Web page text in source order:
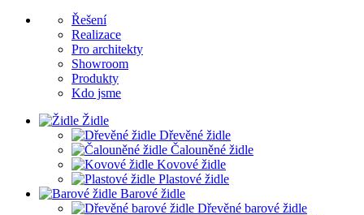
Řešení
Realizace
Pro architekty
Showroom
Produkty
Kdo jsme
Židle
Dřevěné židle
Čalouněné židle
Kovové židle
Plastové židle
Barové židle
Dřevěné barové židle